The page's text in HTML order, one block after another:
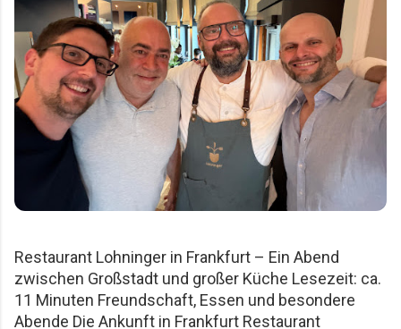
Restaurant Lohninger in Frankfurt – Ein Abend
zwischen Großstadt und großer Küche Lesezeit: ca.
11 Minuten Freundschaft, Essen und besondere
Abende Die Ankunft in Frankfurt Restaurant